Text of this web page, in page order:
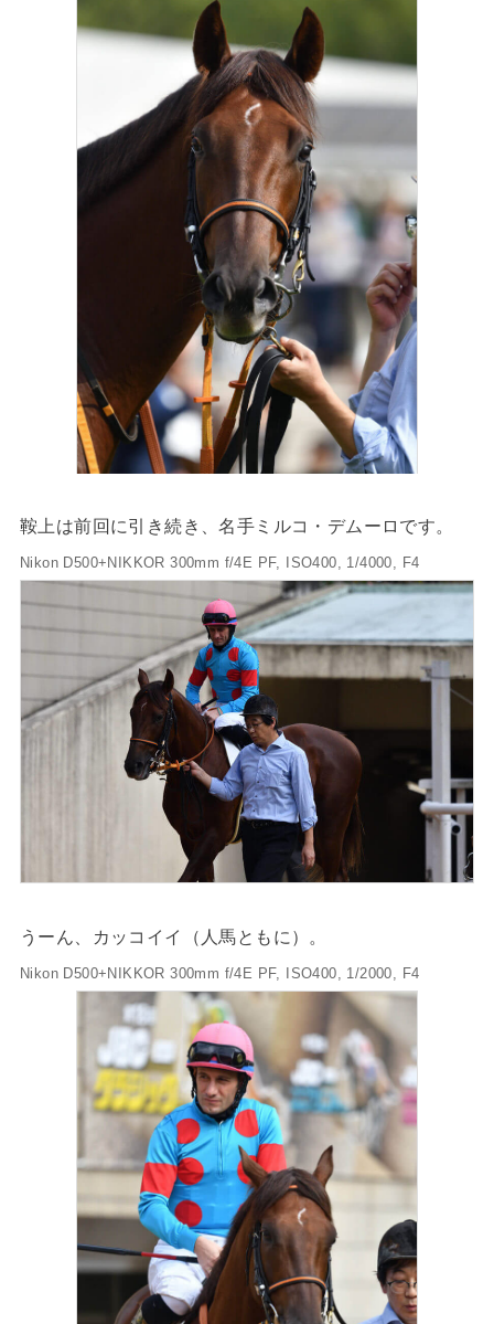
鞍上は前回に引き続き、名手ミルコ・デムーロです。
Nikon D500+NIKKOR 300mm f/4E PF, ISO400, 1/4000, F4
うーん、カッコイイ（人馬ともに）。
Nikon D500+NIKKOR 300mm f/4E PF, ISO400, 1/2000, F4